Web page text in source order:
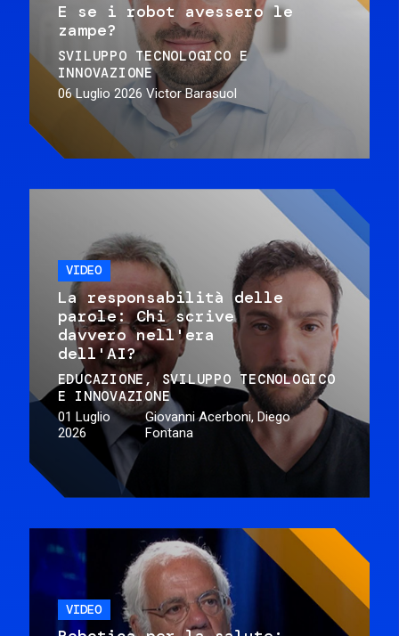
E se i robot avessero le
zampe?
SVILUPPO TECNOLOGICO E
INNOVAZIONE
06 Luglio 2026 Victor Barasuol
VIDEO
La responsabilità delle
parole: Chi scrive
davvero nell'era
dell'AI?
EDUCAZIONE
SVILUPPO TECNOLOGICO
E INNOVAZIONE
01 Luglio
2026
Giovanni Acerboni, Diego
Fontana
VIDEO